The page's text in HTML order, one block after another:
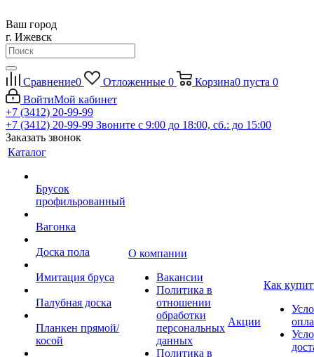
Ваш город
г. Ижевск
Сравнение0 Отложенные 0 Корзина0 пуста 0
ВойтиМой кабинет
+7 (3412) 20-99-99
+7 (3412) 20-99-99 Звоните с 9:00 до 18:00, сб.: до 15:00
Заказать звонок
Каталог
Брусок
профильрованный
Вагонка
Доска пола
Имитация бруса
Палубная доска
Планкен прямой/
косой
О компании
Вакансии
Политика в
отношении
обработки
персональных
данных
Политика в
Акции
Как